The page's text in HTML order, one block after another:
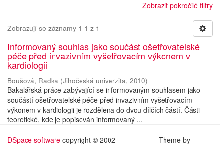
Zobrazit pokročilé filtry
Zobrazují se záznamy 1-1 z 1
Informovaný souhlas jako součást ošetřovatelské
péče před invazivním vyšetřovacím výkonem v
kardiologii
Boušová, Radka (Jihočeská univerzita, 2010)
Bakalářská práce zabývající se informovaným souhlasem jako
součástí ošetřovatelské péče před invazivním vyšetřovacím
výkonem v kardiologii je rozdělena do dvou dílčích částí. Části
teoretické, kde je popisován informovaný ...
DSpace software copyright © 2002-
Theme by